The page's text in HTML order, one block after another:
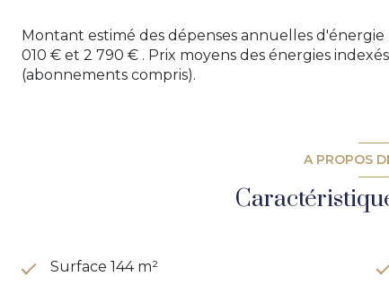
Montant estimé des dépenses annuelles
010 € et 2 790 € . Prix moyens des énergies
(abonnements compris).
A PROPOS
Surface 144 m²